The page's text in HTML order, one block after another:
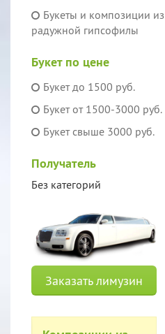
Букеты и композиции из
радужной гипсофилы
Букет по цене
Букет до 1500 руб.
Букет от 1500-3000 руб.
Букет свыше 3000 руб.
Получатель
Без категорий
Заказать лимузин